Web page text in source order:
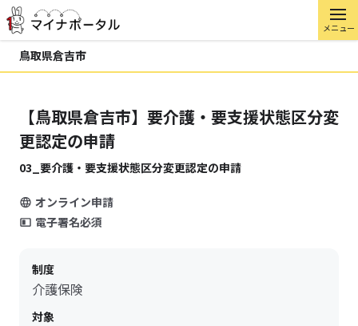
メニュー
鳥取県倉吉市
【鳥取県倉吉市】要介護・要支援状態区分変
更認定の申請
03_要介護・要支援状態区分変更認定の申請
オンライン申請
電子署名必須
制度
介護保険
対象